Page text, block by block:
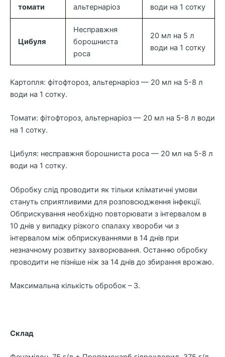
томати
альтернаріоз
води на 1 сотку
Цибуля
Несправжня
борошниста
роса
20 мл на 5 л
води на 1 сотку
Картопля: фітофтороз, альтернаріоз — 20 мл на 5-8 л
води на 1 сотку.
Томати: фітофтороз, альтернаріоз — 20 мл на 5-8 л води
на 1 сотку.
Цибуля: несправжня борошниста роса — 20 мл на 5-8 л
води на 1 сотку.
Обробку слід проводити як тільки кліматичні умови
стануть сприятливими для розповсюдження інфекції.
Обприскування необхідно повторювати з інтервалом в
10 днів у випадку різкого спалаху хвороби чи з
інтервалом між обприскуваннями в 14 днів при
незначному розвитку захворювання. Останню обробку
проводити не пізніше ніж за 14 днів до збирання врожаю.
Максимальна кількість обробок – 3.
Склад